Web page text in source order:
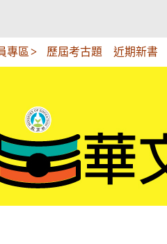
專區 歷屆考古題 近期新書